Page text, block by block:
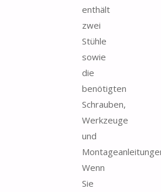
enthält
zwei
Stühle
sowie
die
benötigten
Schrauben,
Werkzeuge
und
Wenn
Sie